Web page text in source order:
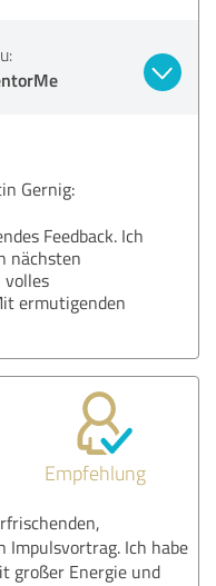
Gernig:
Feedback. Ich
nächsten
ermutigenden
Empfehlung
Impulsvortrag. Ich habe
großer Energie und